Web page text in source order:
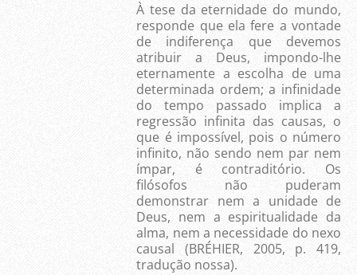
À tese da eternidade do mundo,
responde que ela fere a vontade
de indiferença que devemos
atribuir a Deus, impondo-lhe
eternamente a escolha de uma
determinada ordem; a infinidade
do tempo passado implica a
regressão infinita das causas, o
que é impossível, pois o número
infinito, não sendo nem par nem
ímpar, é contraditório. Os
filósofos não puderam
demonstrar nem a unidade de
Deus, nem a espiritualidade da
alma, nem a necessidade do nexo
causal (BRÉHIER, 2005, p. 419,
tradução nossa).